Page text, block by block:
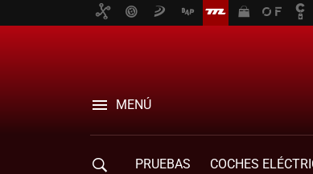
MENÚ
PRUEBAS COCHES